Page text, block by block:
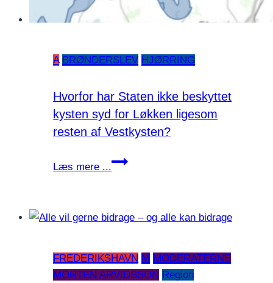
A BRØNDERSLEV HJØRRING
Hvorfor har Staten ikke beskyttet
kysten syd for Løkken ligesom
resten af Vestkysten?
Læs mere ...
Hvorfor
beskyttet
syd
for
FREDERIKSHAVN M MODERATERNE
MORTEN ARVIDSSON Region